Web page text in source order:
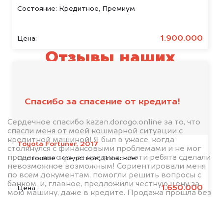
Состояние: Кредитное, Премиум
Цена: 1.900.000
Toyota Fortuner, 2017
Состояние:Кредитное, Японское
Цена: 1.650.000
Отзывы наших
Спасибо за спасение от кредита!
Сердечное спасибо kazan.dorogo.online за то, что
спасли меня от моей кошмарной ситуации с
кредитной машиной! Я был в ужасе, когда
столкнулся с финансовыми проблемами и не мог
продать авто из-за кредита, но эти ребята сделали
невозможное возможным! Сориентировали меня
по всем документам, помогли решить вопросы с
банком, и, главное, предложили честную цену за
мою машину, даже в кредите. Продажа прошла без